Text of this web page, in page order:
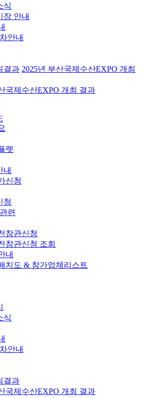
식
장 안내
안내
결과 2025년 부산국제수산EXPO 개최
국제수산EXPO 개최 결과
렛
내
신청
청
련
참관신청
참관신청 조회
내
치도 & 참가업체리스트
식
안내
결과
국제수산EXPO 개최 결과